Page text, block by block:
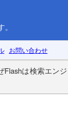
お問い合わせ
Flashは検索エンジ